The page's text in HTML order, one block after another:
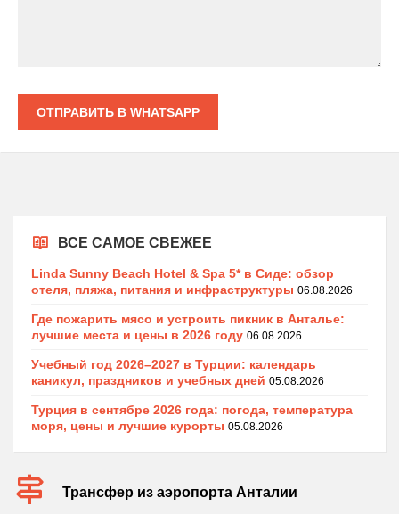
ОТПРАВИТЬ В WHATSAPP
ВСЕ САМОЕ СВЕЖЕЕ
Linda Sunny Beach Hotel & Spa 5* в Сиде: обзор
отеля, пляжа, питания и инфраструктуры 06.08.2026
Где пожарить мясо и устроить пикник в Анталье:
лучшие места и цены в 2026 году 06.08.2026
Учебный год 2026–2027 в Турции: календарь
каникул, праздников и учебных дней 05.08.2026
Турция в сентябре 2026 года: погода, температура
моря, цены и лучшие курорты 05.08.2026
Трансфер из аэропорта Анталии